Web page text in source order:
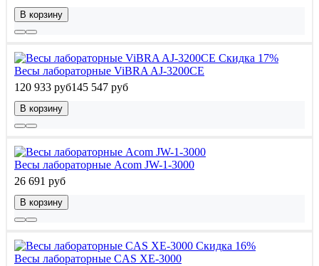
В корзину
Скидка 17%
Весы лабораторные ViBRA AJ-3200CE
120 933 руб145 547 руб
В корзину
Весы лабораторные Acom JW-1-3000
26 691 руб
В корзину
Скидка 16%
Весы лабораторные CAS XE-3000